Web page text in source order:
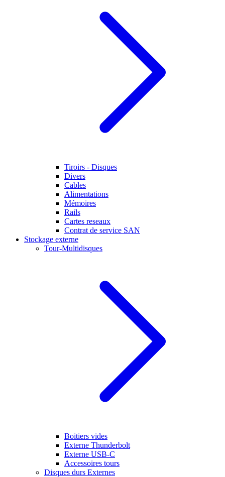
Tiroirs - Disques
Divers
Cables
Alimentations
Mémoires
Rails
Cartes reseaux
Contrat de service SAN
Stockage externe
Tour-Multidisques
Boitiers vides
Externe Thunderbolt
Externe USB-C
Accessoires tours
Disques durs Externes